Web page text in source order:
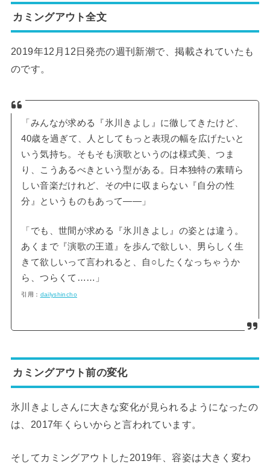
カミングアウト全文
2019年12月12日発売の週刊新潮で、掲載されていたも
のです。
「みんなが求める『氷川きよし』に徹してきたけど、
40歳を過ぎて、人としてもっと表現の幅を広げたいと
いう気持ち。そもそも演歌というのは様式美、つま
り、こうあるべきという型がある。日本独特の素晴ら
しい音楽だけれど、その中に収まらない『自分の性
分』というものもあって――」
「でも、世間が求める『氷川きよし』の姿とは違う。
あくまで『演歌の王道』を歩んで欲しい、男らしく生
きて欲しいって言われると、自○したくなっちゃうか
ら、つらくて……」
引用： dailyshincho
カミングアウト前の変化
氷川きよしさんに大きな変化が見られるようになったの
は、2017年くらいからと言われています。
そしてカミングアウトした2019年、容姿は大きく変わ